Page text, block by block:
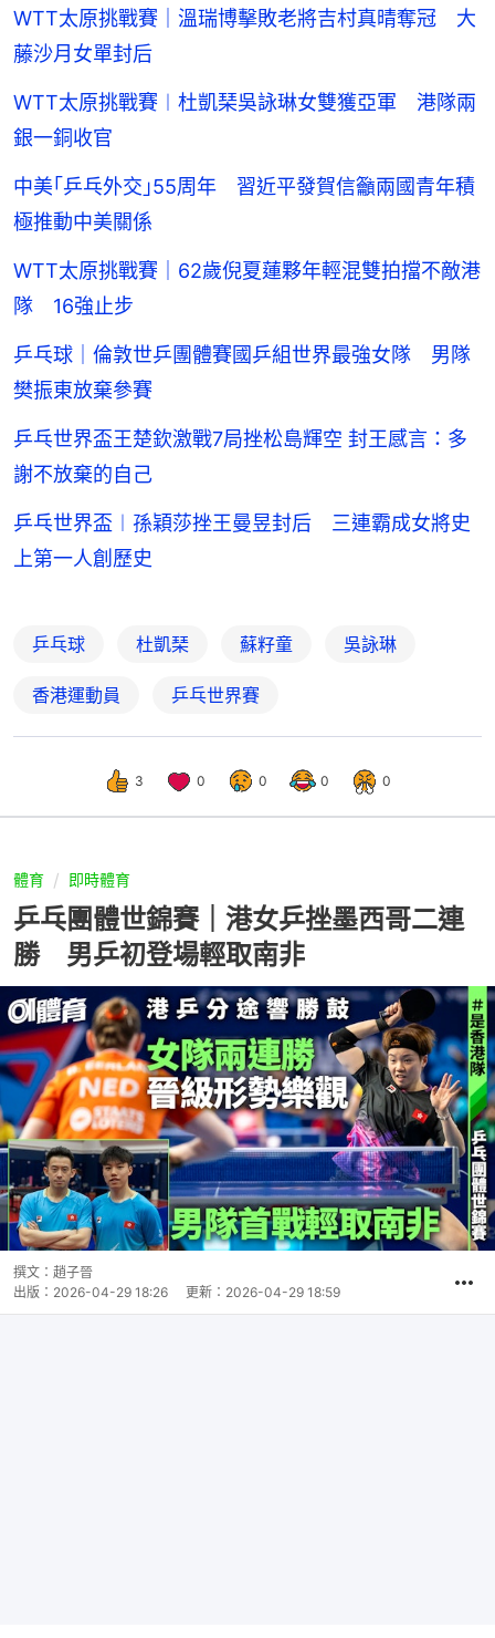
WTT太原挑戰賽｜溫瑞博擊敗老將吉村真晴奪冠 大
藤沙月女單封后
WTT太原挑戰賽︱杜凱琹吳詠琳女雙獲亞軍 港隊兩
銀一銅收官
中美｢乒乓外交｣55周年 習近平發賀信籲兩國青年積
極推動中美關係
WTT太原挑戰賽｜62歲倪夏蓮夥年輕混雙拍擋不敵港
隊 16強止步
乒乓球｜倫敦世乒團體賽國乒組世界最強女隊 男隊
樊振東放棄參賽
乒乓世界盃王楚欽激戰7局挫松島輝空 封王感言：多
謝不放棄的自己
乒乓世界盃︱孫穎莎挫王曼昱封后 三連霸成女將史
上第一人創歷史
乒乓球 杜凱琹 蘇籽童 吳詠琳
香港運動員 乒乓世界賽
3 0 0 0 0
體育 即時體育
乒乓團體世錦賽｜港女乒挫墨西哥二連
勝 男乒初登場輕取南非
撰文： 趙子晉
出版： 2026-04-29 18:26 更新： 2026-04-29 18:59